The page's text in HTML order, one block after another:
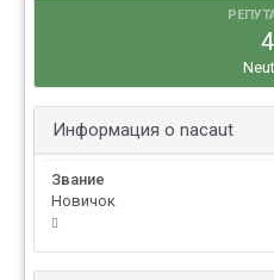
4
Информация о nacaut
Звание
Новичок